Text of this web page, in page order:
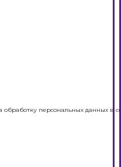
персональных данных в